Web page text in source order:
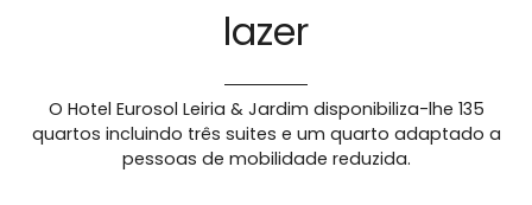
O Hotel Eurosol Leiria & Jardim disponibiliza-lhe 135
quartos incluindo três suites e um quarto adaptado a
pessoas de mobilidade reduzida.